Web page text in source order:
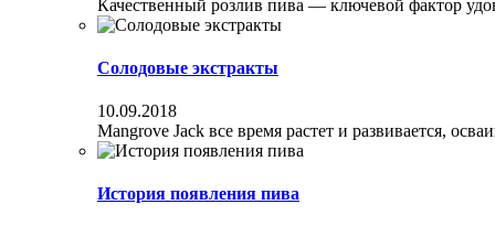
Качественный розлив пива — ключевой фактор
Солодовые экстракты
10.09.2018
Mangrove Jack все время растет и развивается,
История появления пива